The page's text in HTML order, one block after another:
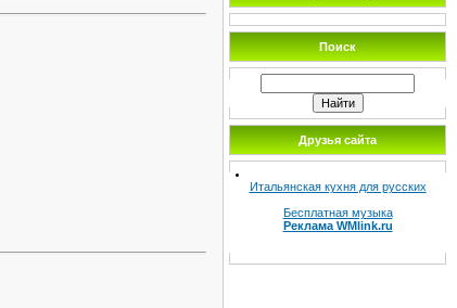
Поиск
Друзья сайта
Итальянская кухня для русских
Бесплатная музыка
Реклама WMlink.ru